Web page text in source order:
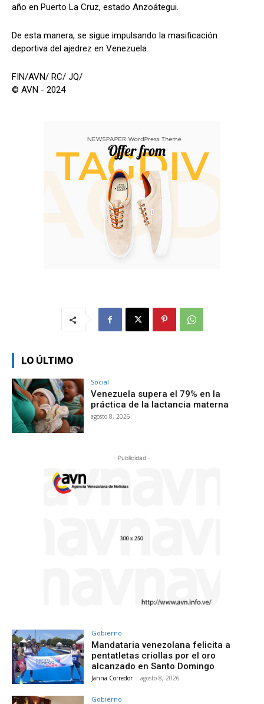
año en Puerto La Cruz, estado Anzoátegui.
De esta manera, se sigue impulsando la masificación
deportiva del ajedrez en Venezuela.
FIN/AVN/ RC/ JQ/
© AVN - 2024
LO ÚLTIMO
Social
Venezuela supera el 79% en la
práctica de la lactancia materna
agosto 8, 2026
- Publicidad -
Gobierno
Mandataria venezolana felicita a
pentatletas criollas por el oro
alcanzado en Santo Domingo
Janna Corredor - agosto 8, 2026
Gobierno